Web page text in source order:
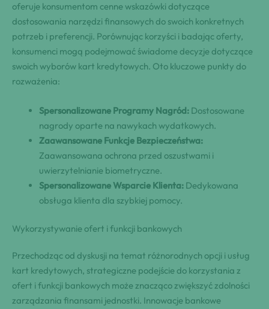
oferuje konsumentom cenne wskazówki dotyczące
dostosowania narzędzi finansowych do swoich konkretnych
potrzeb i preferencji. Porównując korzyści i badając oferty,
konsumenci mogą podejmować świadome decyzje dotyczące
swoich wyborów kart kredytowych. Oto kluczowe punkty do
rozważenia:
Spersonalizowane Programy Nagród: Dostosowane
nagrody oparte na nawykach wydatkowych.
Zaawansowane Funkcje Bezpieczeństwa:
Zaawansowana ochrona przed oszustwami i
uwierzytelnianie biometryczne.
Spersonalizowane Wsparcie Klienta: Dedykowana
obsługa klienta dla szybkiej pomocy.
Wykorzystywanie ofert i funkcji bankowych
Przechodząc od dyskusji na temat różnorodnych opcji i usług
kart kredytowych, strategiczne podejście do korzystania z
ofert i funkcji bankowych może znacząco zwiększyć zdolności
zarządzania finansami jednostki. Innowacje bankowe